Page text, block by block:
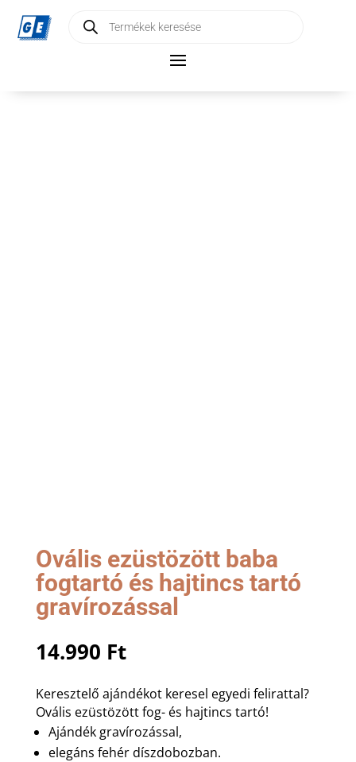
search
Ovális ezüstözött baba
fogtartó és hajtincs tartó
gravírozással
14.990 Ft
Keresztelő ajándékot keresel egyedi felirattal?
Ovális ezüstözött fog- és hajtincs tartó!
Ajándék gravírozással,
elegáns fehér díszdobozban.